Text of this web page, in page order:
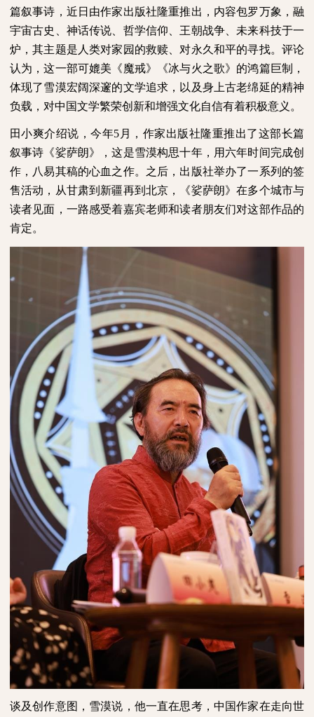
篇叙事诗，近日由作家出版社隆重推出，内容包罗万象，融
宇宙古史、神话传说、哲学信仰、王朝战争、未来科技于一
炉，其主题是人类对家园的救赎、对永久和平的寻找。评论
认为，这一部可媲美《魔戒》《冰与火之歌》的鸿篇巨制，
体现了雪漠宏阔深邃的文学追求，以及身上古老绵延的精神
负载，对中国文学繁荣创新和增强文化自信有着积极意义。
田小爽介绍说，今年5月，作家出版社隆重推出了这部长篇
叙事诗《娑萨朗》，这是雪漠构思十年，用六年时间完成创
作，八易其稿的心血之作。之后，出版社举办了一系列的签
售活动，从甘肃到新疆再到北京，《娑萨朗》在多个城市与
读者见面，一路感受着嘉宾老师和读者朋友们对这部作品的
肯定。
谈及创作意图，雪漠说，他一直在思考，中国作家在走向世